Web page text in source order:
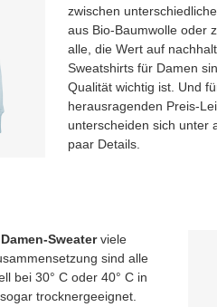
zwischen
aus Bio-Baumwolle oder
alle, die Wert auf
Sweatshirts für Damen
Qualität wichtig ist. Und
herausragenden Preis-
unterscheiden sich unter
paar Details.
Sweaterviele
sind alle
bei 30° C oder 40° C in
trocknergeeignet.